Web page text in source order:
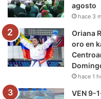
k
agosto
hace 3
Oriana
oro en
hace 1
VEN 9-